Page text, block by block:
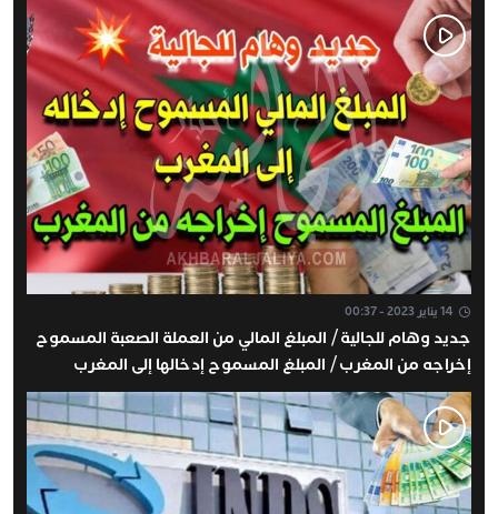
14 يناير 2023 - 00:37
جديد وهام للجالية / المبلغ المالي من العملة الصعبة المسموح
إخراجه من المغرب / المبلغ المسموح إدخالها إلى المغرب